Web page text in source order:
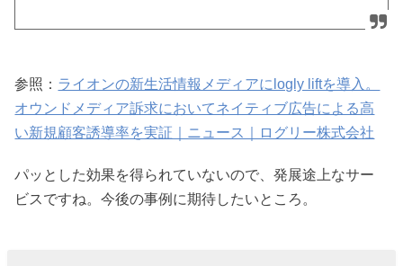
参照： ライオンの新生活情報メディアにlogly liftを導入。
オウンドメディア訴求においてネイティブ広告による高
い新規顧客誘導率を実証｜ニュース｜ログリー株式会社
パッとした効果を得られていないので、発展途上なサー
ビスですね。今後の事例に期待したいところ。